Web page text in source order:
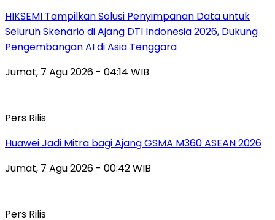
HIKSEMI Tampilkan Solusi Penyimpanan Data untuk
Seluruh Skenario di Ajang DTI Indonesia 2026, Dukung
Pengembangan AI di Asia Tenggara
Jumat, 7 Agu 2026 - 04:14 WIB
Pers Rilis
Huawei Jadi Mitra bagi Ajang GSMA M360 ASEAN 2026
Jumat, 7 Agu 2026 - 00:42 WIB
Pers Rilis